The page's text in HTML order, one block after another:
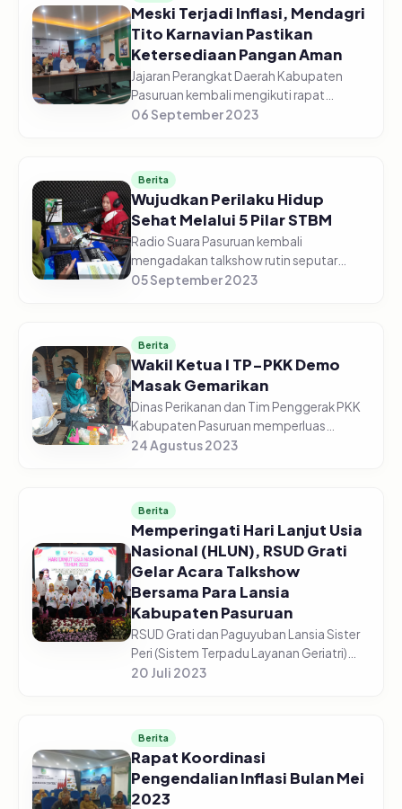
Meski Terjadi Inflasi, Mendagri
Tito Karnavian Pastikan
Ketersediaan Pangan Aman
Jajaran Perangkat Daerah Kabupaten
Pasuruan kembali mengikuti rapat
koordinasi pengendalian inflasi daerah
Dinas...
06 September 2023
Berita
Wujudkan Perilaku Hidup
Sehat Melalui 5 Pilar STBM
Radio Suara Pasuruan kembali
mengadakan talkshow rutin seputar
kesehatan, bekerja sama dengan Dinas
to...
05 September 2023
Berita
Wakil Ketua I TP-PKK Demo
Masak Gemarikan
Dinas Perikanan dan Tim Penggerak PKK
Kabupaten Pasuruan memperluas
kampanye Gemarikan (Gerakan
Pasuruan pad...
24 Agustus 2023
Berita
Memperingati Hari Lanjut Usia
Nasional (HLUN), RSUD Grati
Gelar Acara Talkshow
Bersama Para Lansia
Kabupaten Pasuruan
RSUD Grati dan Paguyuban Lansia Sister
Peri (Sistem Terpadu Layanan Geriatri)
Bersama Tim Penggerak PKK Kabupaten
20 Juli 2023
Berita
Rapat Koordinasi
Pengendalian Inflasi Bulan Mei
2023